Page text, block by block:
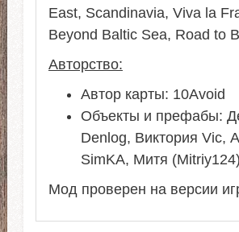
East, Scandinavia, Viva la
Beyond Baltic Sea, Road to
Авторство:
Автор карты: 10Avoid
Объекты и префабы:
Denlog, Виктория Vic,
SimKA, Митя
Мод проверен на версии